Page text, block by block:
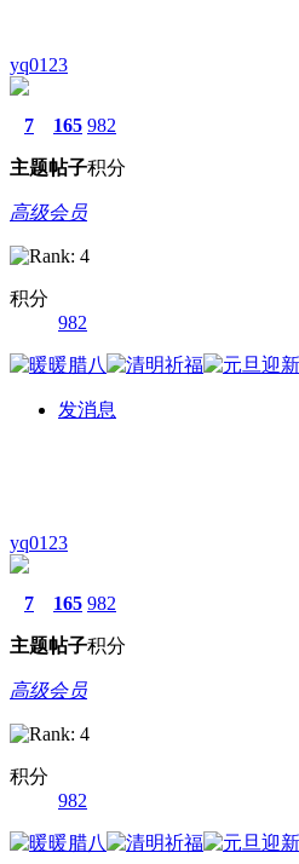
yq0123
7
主题
165
帖子
982
积分
高级会员
积分
982
发消息
yq0123
7
主题
165
帖子
982
积分
高级会员
积分
982